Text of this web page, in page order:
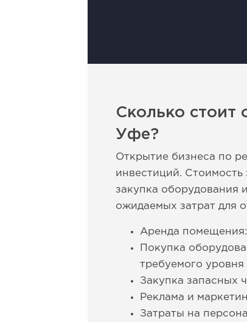
Сколько стоит
Уфе?
Открытие бизнеса по
инвестиций. Стоимость
закупка оборудования
ожидаемых затрат для
Аренда
Покупка
требуемого
Закупка запасных
Реклама и
Затраты на